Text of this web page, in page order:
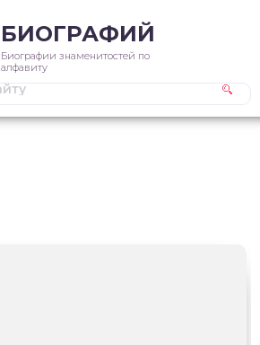
БИОГРАФИЙ
Биографии знаменитостей по
алфавиту